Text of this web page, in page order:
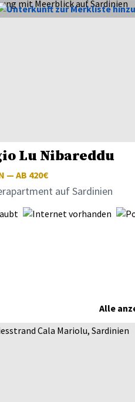
Lu Nibareddu
— AB 420€
auf Sardinien
Alle